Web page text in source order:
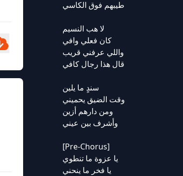
طيبهم فوق الكاسي
لا هب النسيم
كان فعلي وافي
واللي عرفني قريب
قال هذا رجال كافي
سندٍ ما يلين
وقت الضيق يحميني
ومن دارهم أزين
وأشرف بين عيني
[Pre-Chorus]
يا عزوة ما تنطوي
يا فخر ما ينحني